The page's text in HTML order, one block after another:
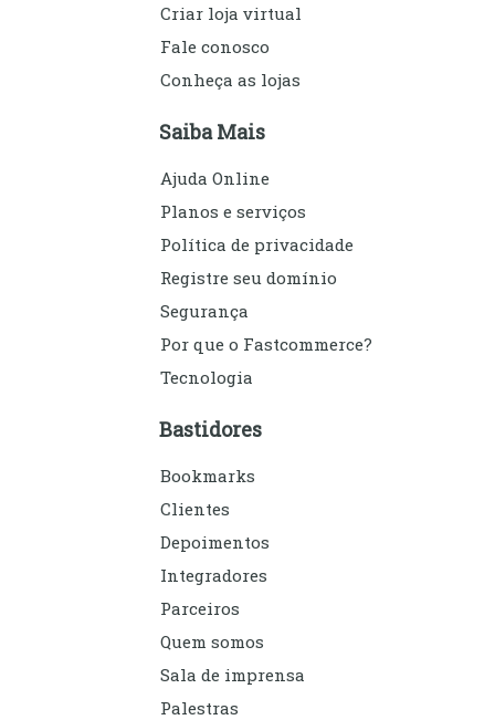
Criar loja virtual
Fale conosco
Conheça as lojas
Saiba Mais
Ajuda Online
Planos e serviços
Política de privacidade
Registre seu domínio
Segurança
Por que o Fastcommerce?
Tecnologia
Bastidores
Bookmarks
Clientes
Depoimentos
Integradores
Parceiros
Quem somos
Sala de imprensa
Palestras